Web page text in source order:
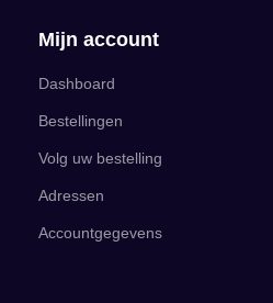
Mijn account
Dashboard
Bestellingen
Volg uw bestelling
Adressen
Accountgegevens